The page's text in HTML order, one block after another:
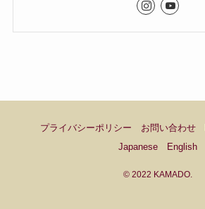
プライバシーポリシー お問い合わせ
Japanese
English
© 2022 KAMADO.